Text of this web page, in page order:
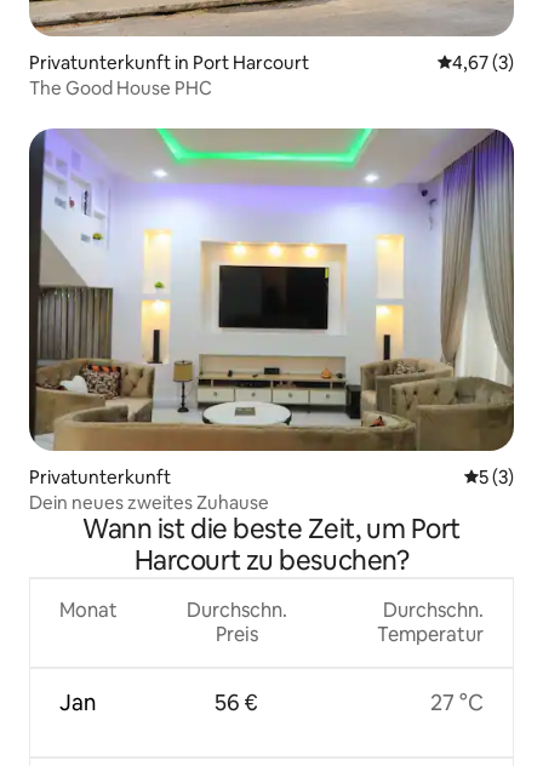
Privatunterkunft in Port Harcourt
4,67 (3)
The Good House PHC
Privatunterkunft
5 (3)
Dein neues zweites Zuhause
Wann ist die beste Zeit, um Port
Harcourt zu besuchen?
Monat
Jan
Durchschn.
Preis
56 €
Durchschn.
Temperatur
27 °C